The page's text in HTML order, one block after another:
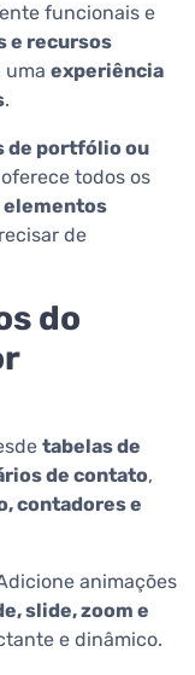
funcionais e
e recursos
uma experiência
.
de portfólio ou
oferece todos os
elementos
de
do
tabelas de
de contato,
contadores e
animações
slide, zoom e
e dinâmico.